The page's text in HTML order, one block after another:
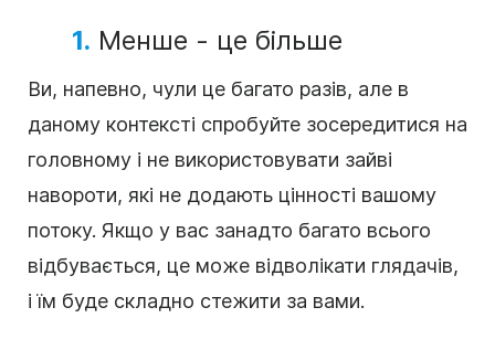
1. Менше - це більше
Ви, напевно, чули це багато разів, але в
даному контексті спробуйте зосередитися на
головному і не використовувати зайві
навороти, які не додають цінності вашому
потоку. Якщо у вас занадто багато всього
відбувається, це може відволікати глядачів,
і їм буде складно стежити за вами.